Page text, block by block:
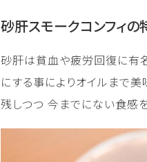
砂肝スモークコンフィの
砂肝は貧血や疲労回復に有
にする事によりオイルまで
残しつつ 今までにない食感